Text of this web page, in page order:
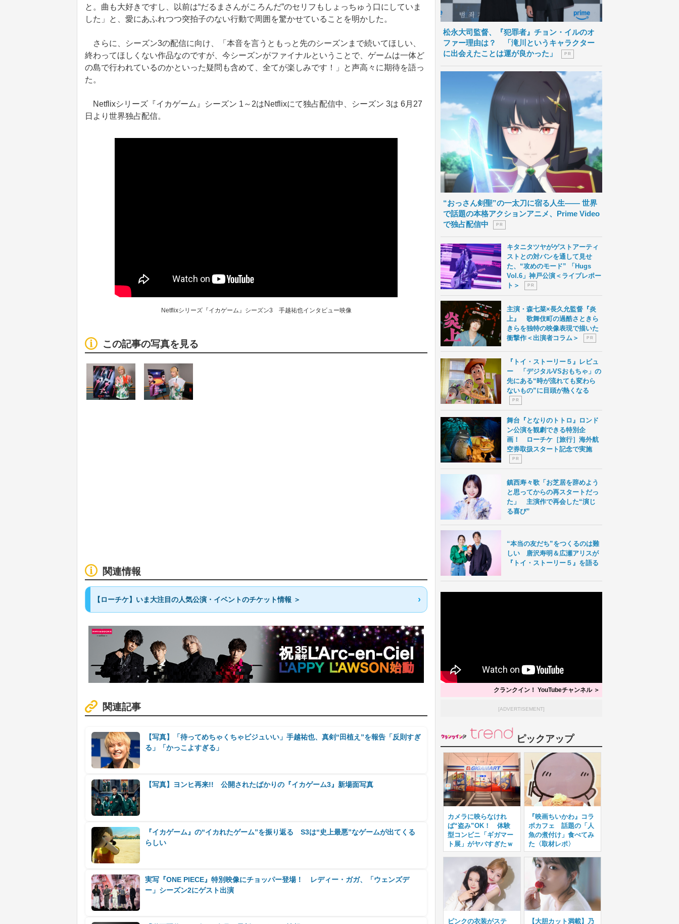
と。曲も大好きですし、以前は“だるまさんがころんだ”のセリフもしょっちゅう口にしていま
した」と、愛にあふれつつ突拍子のない行動で周囲を驚かせていることを明かした。
さらに、シーズン3の配信に向け、「本音を言うともっと先のシーズンまで続いてほしい、
終わってほしくない作品なのですが、今シーズンがファイナルということで、ゲームは一体ど
の島で行われているのかといった疑問も含めて、全てが楽しみです！」と声高々に期待を語っ
た。
Netflixシリーズ『イカゲーム』シーズン 1～2はNetflixにて独占配信中、シーズン 3は 6月27
日より世界独占配信。
Netflixシリーズ『イカゲーム』シーズン3 手越祐也インタビュー映像
この記事の写真を見る
関連情報
【ローチケ】いま大注目の人気公演・イベントのチケット情報 ＞
関連記事
【写真】「待ってめちゃくちゃビジュいい」手越祐也、真剣“田植え”を報告「反則すぎ
る」「かっこよすぎる」
【写真】ヨンヒ再来!! 公開されたばかりの『イカゲーム3』新場面写真
『イカゲーム』の“イカれたゲーム”を振り返る S3は“史上最悪”なゲームが出てくる
らしい
実写『ONE PIECE』特別映像にチョッパー登場！ レディー・ガガ、「ウェンズデ
ー」シーズン2にゲスト出演
松永大司監督、『犯罪者』チョン・イルのオ
ファー理由は？ 「滝川というキャラクター
に出会えたことは運が良かった」
P R
“おっさん剣聖”の一太刀に宿る人生―― 世界
で話題の本格アクションアニメ、Prime Video
で独占配信中
P R
キタニタツヤがゲストアーティ
ストとの対バンを通して見せ
た、“攻めのモード” 「Hugs
Vol.6」神戸公演＜ライブレポー
ト＞
P R
主演・森七菜×長久允監督『炎
上』 歌舞伎町の過酷さときら
きらを独特の映像表現で描いた
衝撃作＜出演者コラム＞
P R
『トイ・ストーリー５』レビュ
ー 「デジタルVSおもちゃ」の
先にある“時が流れても変わら
ないもの”に目頭が熱くなる
P R
舞台『となりのトトロ』ロンド
ン公演を観劇できる特別企
画！ ローチケ［旅行］海外航
空券取扱スタート記念で実施
P R
鎮西寿々歌「お芝居を辞めよう
と思ってからの再スタートだっ
た」 主演作で再会した“演じ
る喜び”
“本当の友だち”をつくるのは難
しい 唐沢寿明＆広瀬アリスが
『トイ・ストーリー５』を語る
クランクイン！ YouTubeチャンネル ＞
[ADVERTISEMENT]
ピックアップ
カメラに映らなけれ
ば“盗み”OK！ 体験
型コンビニ「ギガマー
ト展」がヤバすぎたｗ
『映画ちいかわ』コラ
ボカフェ 話題の「人
魚の煮付け」食べてみ
た〈取材レポ〉
ピンクの衣装がステ 【大胆カット満載】乃